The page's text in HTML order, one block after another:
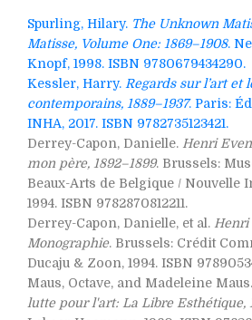
Spurling, Hilary. The Unknown
Matisse, Volume One: 1869–1908.
Knopf, 1998. ISBN 9780679434290.
Kessler, Harry. Regards sur l’art et
contemporains, 1889–1937. Paris:
INHA, 2017. ISBN 9782735123421.
Derrey-Capon, Danielle. Henri
mon père, 1892–1899. Brussels:
Beaux-Arts de Belgique / Nouvelle
1994. ISBN 9782870812211.
Derrey-Capon, Danielle, et al. Henri
Monographie. Brussels: Crédit
Ducaju & Zoon, 1994. ISBN
Maus, Octave, and Madeleine Maus.
lutte pour l'art: La Libre Esthétique,